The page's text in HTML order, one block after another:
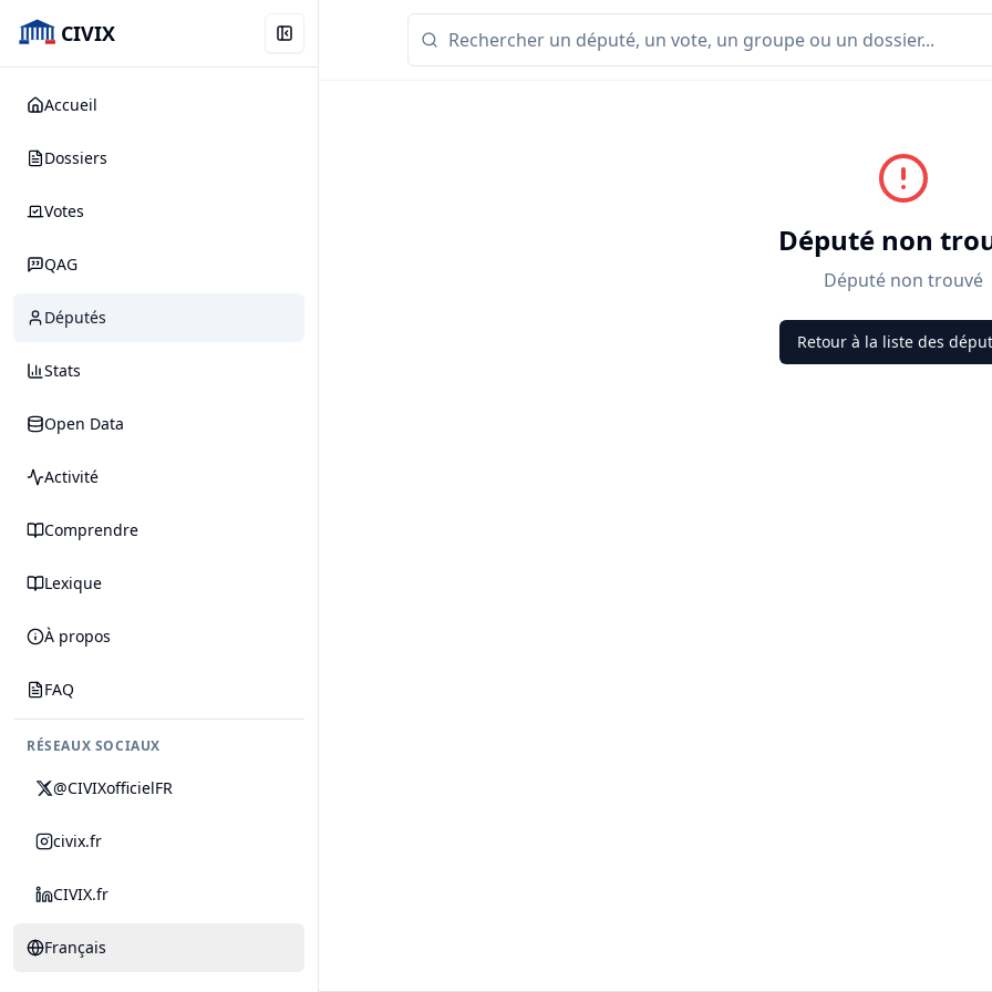
CIVIX
Accueil
Dossiers
Votes
QAG
Députés
Stats
Open Data
Activité
Comprendre
Lexique
À propos
FAQ
RÉSEAUX SOCIAUX
@CIVIXofficielFR
civix.fr
CIVIX.fr
Français
Député non
Député non trouvé
Retour à la liste des